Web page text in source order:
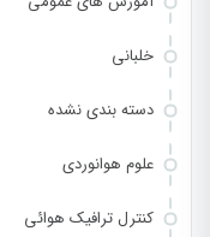
خلبانی
دسته بندی نشده
علوم هوانوردی
کنترل ترافیک هوائی